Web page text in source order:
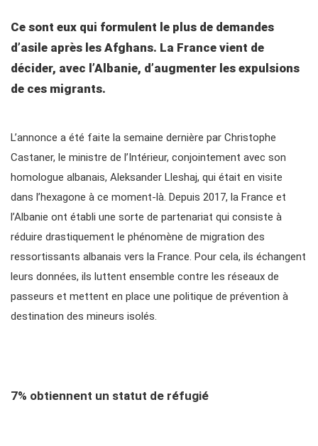
Ce sont eux qui formulent le plus de demandes
d’asile après les Afghans. La France vient de
décider, avec l’Albanie, d’augmenter les expulsions
de ces migrants.
L’annonce a été faite la semaine dernière par Christophe
Castaner, le ministre de l’Intérieur, conjointement avec son
homologue albanais, Aleksander Lleshaj, qui était en visite
dans l’hexagone à ce moment-là. Depuis 2017, la France et
l’Albanie ont établi une sorte de partenariat qui consiste à
réduire drastiquement le phénomène de migration des
ressortissants albanais vers la France. Pour cela, ils échangent
leurs données, ils luttent ensemble contre les réseaux de
passeurs et mettent en place une politique de prévention à
destination des mineurs isolés.
7% obtiennent un statut de réfugié